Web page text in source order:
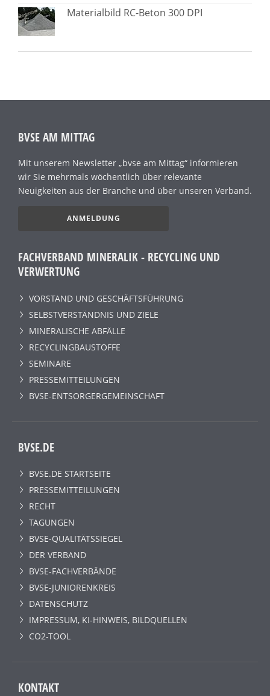
Materialbild RC-Beton 300 DPI
BVSE AM MITTAG
Mit unserem Newsletter „bvse am Mittag“ informieren
wir Sie mehrmals wöchentlich über relevante
Neuigkeiten aus der Branche und über unseren Verband.
ANMELDUNG
FACHVERBAND MINERALIK - RECYCLING UND
VERWERTUNG
VORSTAND UND GESCHÄFTSFÜHRUNG
SELBSTVERSTÄNDNIS UND ZIELE
MINERALISCHE ABFÄLLE
RECYCLINGBAUSTOFFE
SEMINARE
PRESSEMITTEILUNGEN
BVSE-ENTSORGERGEMEINSCHAFT
BVSE.DE
BVSE.DE STARTSEITE
PRESSEMITTEILUNGEN
RECHT
TAGUNGEN
BVSE-QUALITÄTSSIEGEL
DER VERBAND
BVSE-FACHVERBÄNDE
BVSE-JUNIORENKREIS
DATENSCHUTZ
IMPRESSUM, KI-HINWEIS, BILDQUELLEN
CO2-TOOL
KONTAKT